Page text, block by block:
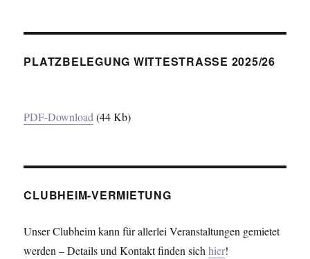
PLATZBELEGUNG WITTESTRASSE 2025/26
PDF-Download(44 Kb)
CLUBHEIM-VERMIETUNG
Unser Clubheim kann für allerlei Veranstaltungen gemietet
werden – Details und Kontakt finden sichhier!